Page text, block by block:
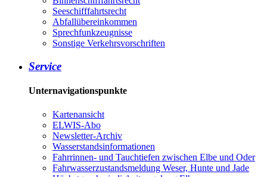
Seeschifffahrtsrecht
Abfallübereinkommen
Sprechfunkzeugnisse
Sonstige Verkehrsvorschriften
Service
Unternavigationspunkte
Kartenansicht
ELWIS-Abo
Newsletter-Archiv
Wasserstandsinformationen
Fahrrinnen- und Tauchtiefen zwischen Elbe und Oder
Fahrwasserzustandsmeldung Weser, Hunte und Jade